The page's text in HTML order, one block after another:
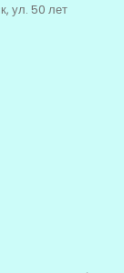
ул. 50 лет